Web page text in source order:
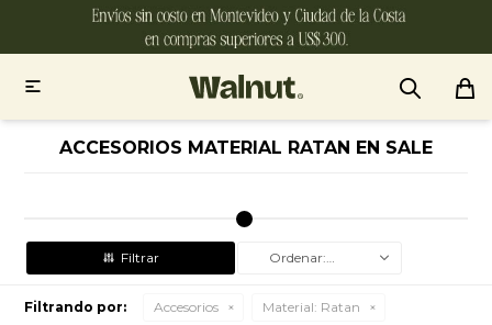

ACCESORIOS MATERIAL RATAN EN SALE
Recomendados
Filtrando por: Accesorios Material: Ratan